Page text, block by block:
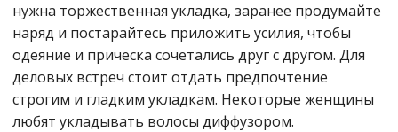
нужна торжественная укладка, заранее продумайте
наряд и постарайтесь приложить усилия, чтобы
одеяние и прическа сочетались друг с другом. Для
деловых встреч стоит отдать предпочтение
строгим и гладким укладкам. Некоторые женщины
любят укладывать волосы диффузором.